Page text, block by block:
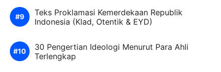
Teks Proklamasi Kemerdekaan Republik
Indonesia (Klad, Otentik & EYD)
30 Pengertian Ideologi Menurut Para Ahli
Terlengkap